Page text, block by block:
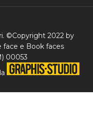
©Copyright 2022 by
face e Book faces
00053